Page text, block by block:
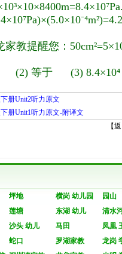
家教提醒您：
(2) 等于 (3) 8.4×10⁴
册Unit2听力原文
册Unit1听力原文-附译文
【
坪地 横岗 幼儿园 园山
莲塘 东湖 幼儿 清水
沙头 幼儿 马田 凤凰
蛇口 罗湖家教 龙岗